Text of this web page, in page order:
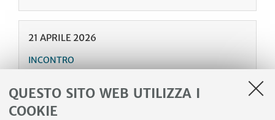
QUESTO SITO WEB UTILIZZA I
COOKIE
21 APRILE 2026
INCONTRO
specificità del cambiamento oltre la crisi
DAMSLab/Teatro (Piazzetta P.P. Pasolini 5b,